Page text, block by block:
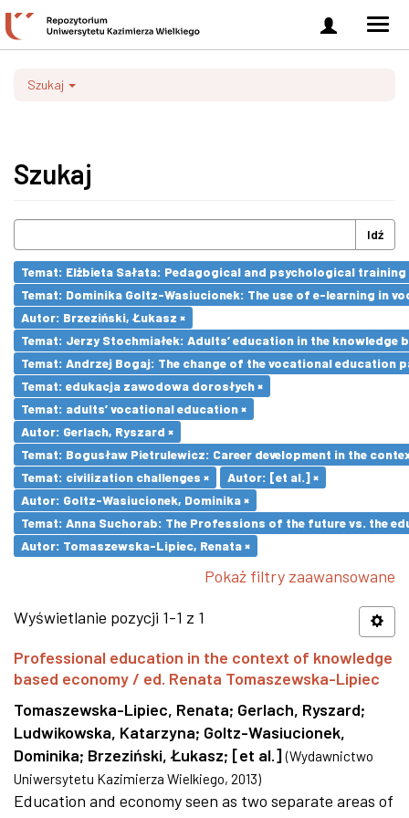
Zaloguj
się
Szukaj
Szukaj
Idź
Temat: Elżbieta Sałata: Pedagogical and psychological
Temat: Dominika Goltz-Wasiucionek: The use of e-learning in
Autor: Brzeziński, Łukasz ×
Temat: Jerzy Stochmiałek: Adults’ education in the knowledge
Temat: Andrzej Bogaj: The change of the vocational education
Temat: edukacja zawodowa dorosłych ×
Temat: adults’ vocational education ×
Autor: Gerlach, Ryszard ×
Temat: Bogusław Pietrulewicz: Career development in the
Temat: civilization challenges ×
Autor: [et al.] ×
Autor: Goltz-Wasiucionek, Dominika ×
Temat: Anna Suchorab: The Professions of the future vs. the
Autor: Tomaszewska-Lipiec, Renata ×
Pokaż filtry zaawansowane
Wyświetlanie pozycji 1-1 z 1
Professional education in the context of knowledge
based economy / ed. Renata Tomaszewska-Lipiec
Tomaszewska-Lipiec, Renata; Gerlach, Ryszard;
Ludwikowska, Katarzyna; Goltz-Wasiucionek,
Dominika; Brzeziński, Łukasz; [et al.] (Wydawnictwo
Uniwersytetu Kazimierza Wielkiego, 2013)
Education and economy seen as two separate areas of